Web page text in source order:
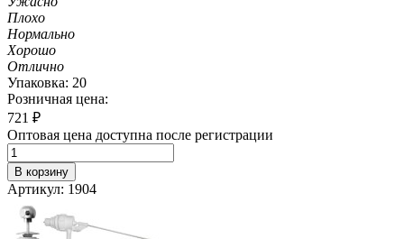
Плохо
Нормально
Хорошо
Отлично
Упаковка: 20
Розничная цена:
721 ₽
Оптовая цена доступна после регистрации
В корзину
Артикул: 1904